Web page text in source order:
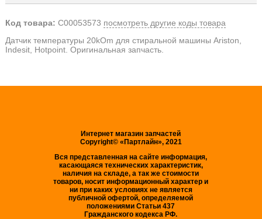
Код товара: C00053573 посмотреть другие коды товара
Датчик температуры 20kOm для стиральной машины Ariston,
Indesit, Hotpoint. Оригинальная запчасть.
Интернет магазин запчастей
Copyright© «Партлайн», 2021
Вся представленная на сайте информация,
касающаяся технических характеристик,
наличия на складе, а так же стоимости
товаров, носит информационный характер и
ни при каких условиях не является
публичной офертой, определяемой
положениями Статьи 437
Гражданского кодекса РФ.